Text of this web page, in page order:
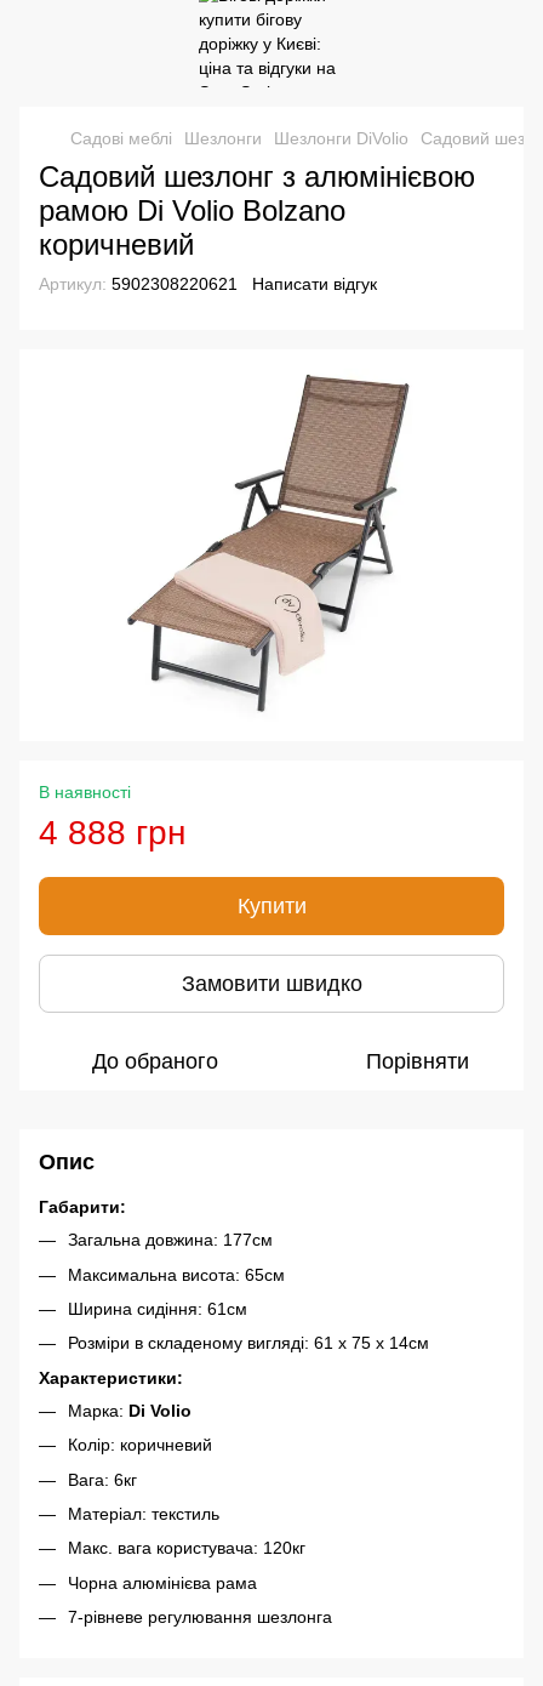
Садові меблі Шезлонги Шезлонги DiVolio Садовий
Садовий шезлонг з алюмінієвою
рамою Di Volio Bolzano
коричневий
Артикул: 5902308220621 Написати відгук
В наявності
4 888 грн
Купити
Замовити швидко
До обраного Порівняти
Опис
Габарити:
Загальна довжина: 177см
Максимальна висота: 65см
Ширина сидіння: 61см
Розміри в складеному вигляді: 61 х 75 х 14см
Характеристики:
Марка: Di Volio
Колір: коричневий
Вага: 6кг
Матеріал: текстиль
Макс. вага користувача: 120кг
Чорна алюмінієва рама
7-рівневе регулювання шезлонга